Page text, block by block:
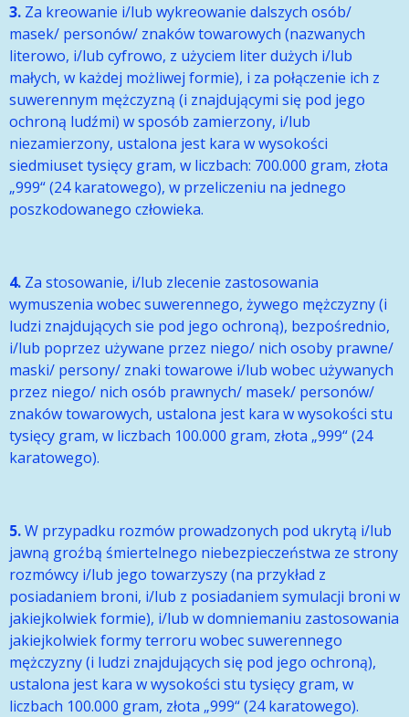
3. Za kreowanie i/lub wykreowanie dalszych osób/
masek/ personów/ znaków towarowych (nazwanych
literowo, i/lub cyfrowo, z użyciem liter dużych i/lub
małych, w każdej możliwej formie), i za połączenie ich z
suwerennym mężczyzną (i znajdującymi się pod jego
ochroną ludźmi) w sposób zamierzony, i/lub
niezamierzony, ustalona jest kara w wysokości
siedmiuset tysięcy gram, w liczbach: 700.000 gram, złota
„999“ (24 karatowego), w przeliczeniu na jednego
poszkodowanego człowieka.
4. Za stosowanie, i/lub zlecenie zastosowania
wymuszenia wobec suwerennego, żywego mężczyzny (i
ludzi znajdujących sie pod jego ochroną), bezpośrednio,
i/lub poprzez używane przez niego/ nich osoby prawne/
maski/ persony/ znaki towarowe i/lub wobec używanych
przez niego/ nich osób prawnych/ masek/ personów/
znaków towarowych, ustalona jest kara w wysokości stu
tysięcy gram, w liczbach 100.000 gram, złota „999“ (24
karatowego).
5.W przypadku rozmów prowadzonych pod ukrytą i/lub
jawną groźbą śmiertelnego niebezpieczeństwa ze strony
rozmówcy i/lub jego towarzyszy (na przykład z
posiadaniem broni, i/lub z posiadaniem symulacji broni w
jakiejkolwiek formie), i/lub w domniemaniu zastosowania
jakiejkolwiek formy terroru wobec suwerennego
mężczyzny (i ludzi znajdujących się pod jego ochroną),
ustalona jest kara w wysokości stu tysięcy gram, w
liczbach 100.000 gram, złota „999“ (24 karatowego).